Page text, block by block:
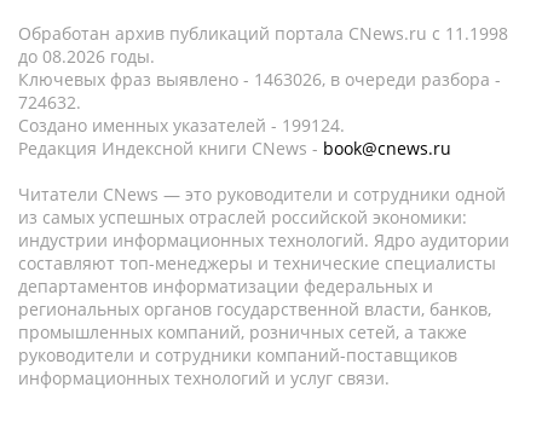
Обработан архив публикаций портала CNews.ru c 11.1998
до 08.2026 годы.
Ключевых фраз выявлено - 1463026, в очереди разбора -
724632.
Создано именных указателей - 199124.
Редакция Индексной книги CNews - book@cnews.ru
Читатели CNews — это руководители и сотрудники одной
из самых успешных отраслей российской экономики:
индустрии информационных технологий. Ядро аудитории
составляют топ-менеджеры и технические специалисты
департаментов информатизации федеральных и
региональных органов государственной власти, банков,
промышленных компаний, розничных сетей, а также
руководители и сотрудники компаний-поставщиков
информационных технологий и услуг связи.